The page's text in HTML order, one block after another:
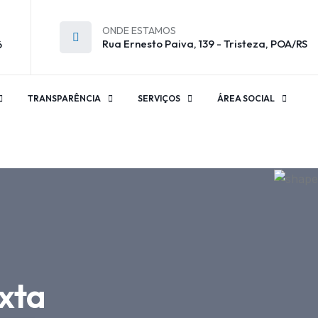
ONDE ESTAMOS
Rua Ernesto Paiva, 139 - Tristeza, POA/RS
TRANSPARÊNCIA SERVIÇOS ÁREA SOCIAL